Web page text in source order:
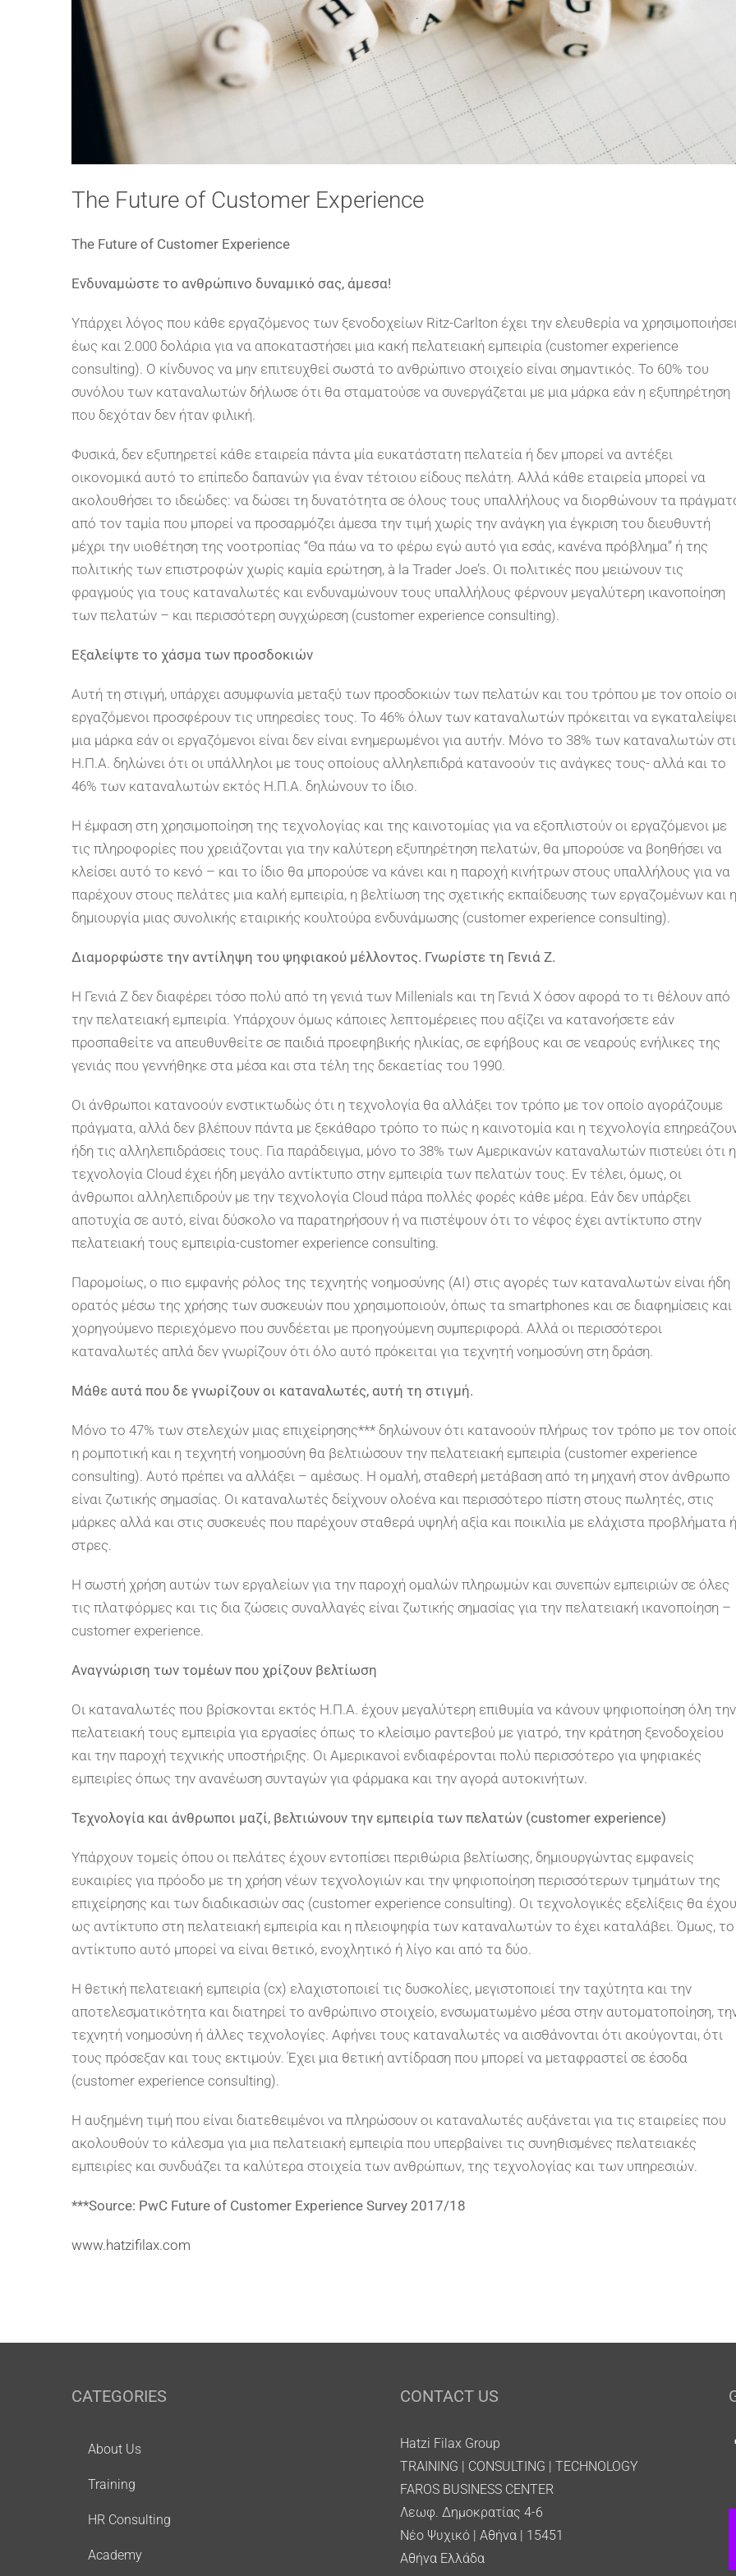
The Future of Customer Experience
The Future of Customer Experience
Ενδυναμώστε το ανθρώπινο δυναμικό σας, άμεσα!
Υπάρχει λόγος που κάθε εργαζόμενος των ξενοδοχείων Ritz-Carlton έχει την ελευθερία να
έως και 2.000 δολάρια για να αποκαταστήσει μια κακή πελατειακή εμπειρία (customer experience
consulting). Ο κίνδυνος να μην επιτευχθεί σωστά το ανθρώπινο στοιχείο είναι σημαντικός. Το 60% του
συνόλου των καταναλωτών δήλωσε ότι θα σταματούσε να συνεργάζεται με μια μάρκα εάν η εξυπηρέτηση
που δεχόταν δεν ήταν φιλική.
Φυσικά, δεν εξυπηρετεί κάθε εταιρεία πάντα μία ευκατάστατη πελατεία ή δεν μπορεί να αντέξει
οικονομικά αυτό το επίπεδο δαπανών για έναν τέτοιου είδους πελάτη. Αλλά κάθε εταιρεία μπορεί να
ακολουθήσει το ιδεώδες: να δώσει τη δυνατότητα σε όλους τους υπαλλήλους να διορθώνουν τα
από τον ταμία που μπορεί να προσαρμόζει άμεσα την τιμή χωρίς την ανάγκη για έγκριση του διευθυντή
μέχρι την υιοθέτηση της νοοτροπίας “Θα πάω να το φέρω εγώ αυτό για εσάς, κανένα πρόβλημα” ή της
πολιτικής των επιστροφών χωρίς καμία ερώτηση, à la Trader Joe’s. Οι πολιτικές που μειώνουν τις
φραγμούς για τους καταναλωτές και ενδυναμώνουν τους υπαλλήλους φέρνουν μεγαλύτερη ικανοποίηση
των πελατών – και περισσότερη συγχώρεση (customer experience consulting).
Εξαλείψτε το χάσμα των προσδοκιών
Αυτή τη στιγμή, υπάρχει ασυμφωνία μεταξύ των προσδοκιών των πελατών και του τρόπου με τον οποίο
εργαζόμενοι προσφέρουν τις υπηρεσίες τους. Το 46% όλων των καταναλωτών πρόκειται να εγκαταλείψει
μια μάρκα εάν οι εργαζόμενοι είναι δεν είναι ενημερωμένοι για αυτήν. Μόνο το 38% των καταναλωτών
Η.Π.Α. δηλώνει ότι οι υπάλληλοι με τους οποίους αλληλεπιδρά κατανοούν τις ανάγκες τους- αλλά και το
46% των καταναλωτών εκτός Η.Π.Α. δηλώνουν το ίδιο.
Η έμφαση στη χρησιμοποίηση της τεχνολογίας και της καινοτομίας για να εξοπλιστούν οι εργαζόμενοι με
τις πληροφορίες που χρειάζονται για την καλύτερη εξυπηρέτηση πελατών, θα μπορούσε να βοηθήσει να
κλείσει αυτό το κενό – και το ίδιο θα μπορούσε να κάνει και η παροχή κινήτρων στους υπαλλήλους για να
παρέχουν στους πελάτες μια καλή εμπειρία, η βελτίωση της σχετικής εκπαίδευσης των εργαζομένων και η
δημιουργία μιας συνολικής εταιρικής κουλτούρα ενδυνάμωσης (customer experience consulting).
Διαμορφώστε την αντίληψη του ψηφιακού μέλλοντος. Γνωρίστε τη Γενιά Z.
Η Γενιά Z δεν διαφέρει τόσο πολύ από τη γενιά των Millenials και τη Γενιά X όσον αφορά το τι θέλουν από
την πελατειακή εμπειρία. Υπάρχουν όμως κάποιες λεπτομέρειες που αξίζει να κατανοήσετε εάν
προσπαθείτε να απευθυνθείτε σε παιδιά προεφηβικής ηλικίας, σε εφήβους και σε νεαρούς ενήλικες της
γενιάς που γεννήθηκε στα μέσα και στα τέλη της δεκαετίας του 1990.
Οι άνθρωποι κατανοούν ενστικτωδώς ότι η τεχνολογία θα αλλάξει τον τρόπο με τον οποίο αγοράζουμε
πράγματα, αλλά δεν βλέπουν πάντα με ξεκάθαρο τρόπο το πώς η καινοτομία και η τεχνολογία
ήδη τις αλληλεπιδράσεις τους. Για παράδειγμα, μόνο το 38% των Αμερικανών καταναλωτών πιστεύει ότι η
τεχνολογία Cloud έχει ήδη μεγάλο αντίκτυπο στην εμπειρία των πελατών τους. Εν τέλει, όμως, οι
άνθρωποι αλληλεπιδρούν με την τεχνολογία Cloud πάρα πολλές φορές κάθε μέρα. Εάν δεν υπάρξει
αποτυχία σε αυτό, είναι δύσκολο να παρατηρήσουν ή να πιστέψουν ότι το νέφος έχει αντίκτυπο στην
πελατειακή τους εμπειρία-customer experience consulting.
Παρομοίως, ο πιο εμφανής ρόλος της τεχνητής νοημοσύνης (AI) στις αγορές των καταναλωτών είναι ήδη
ορατός μέσω της χρήσης των συσκευών που χρησιμοποιούν, όπως τα smartphones και σε διαφημίσεις και
χορηγούμενο περιεχόμενο που συνδέεται με προηγούμενη συμπεριφορά. Αλλά οι περισσότεροι
καταναλωτές απλά δεν γνωρίζουν ότι όλο αυτό πρόκειται για τεχνητή νοημοσύνη στη δράση.
Μάθε αυτά που δε γνωρίζουν οι καταναλωτές, αυτή τη στιγμή.
Μόνο το 47% των στελεχών μιας επιχείρησης*** δηλώνουν ότι κατανοούν πλήρως τον τρόπο με τον
η ρομποτική και η τεχνητή νοημοσύνη θα βελτιώσουν την πελατειακή εμπειρία (customer experience
consulting). Αυτό πρέπει να αλλάξει – αμέσως. Η ομαλή, σταθερή μετάβαση από τη μηχανή στον άνθρωπο
είναι ζωτικής σημασίας. Οι καταναλωτές δείχνουν ολοένα και περισσότερο πίστη στους πωλητές, στις
μάρκες αλλά και στις συσκευές που παρέχουν σταθερά υψηλή αξία και ποικιλία με ελάχιστα προβλήματα ή
στρες.
Η σωστή χρήση αυτών των εργαλείων για την παροχή ομαλών πληρωμών και συνεπών εμπειριών σε όλες
τις πλατφόρμες και τις δια ζώσεις συναλλαγές είναι ζωτικής σημασίας για την πελατειακή ικανοποίηση –
customer experience.
Αναγνώριση των τομέων που χρίζουν βελτίωση
Οι καταναλωτές που βρίσκονται εκτός Η.Π.Α. έχουν μεγαλύτερη επιθυμία να κάνουν ψηφιοποίηση όλη την
πελατειακή τους εμπειρία για εργασίες όπως το κλείσιμο ραντεβού με γιατρό, την κράτηση ξενοδοχείου
και την παροχή τεχνικής υποστήριξης. Οι Αμερικανοί ενδιαφέρονται πολύ περισσότερο για ψηφιακές
εμπειρίες όπως την ανανέωση συνταγών για φάρμακα και την αγορά αυτοκινήτων.
Τεχνολογία και άνθρωποι μαζί, βελτιώνουν την εμπειρία των πελατών (customer experience)
Υπάρχουν τομείς όπου οι πελάτες έχουν εντοπίσει περιθώρια βελτίωσης, δημιουργώντας εμφανείς
ευκαιρίες για πρόοδο με τη χρήση νέων τεχνολογιών και την ψηφιοποίηση περισσότερων τμημάτων της
επιχείρησης και των διαδικασιών σας (customer experience consulting). Οι τεχνολογικές εξελίξεις θα
ως αντίκτυπο στη πελατειακή εμπειρία και η πλειοψηφία των καταναλωτών το έχει καταλάβει. Όμως, το
αντίκτυπο αυτό μπορεί να είναι θετικό, ενοχλητικό ή λίγο και από τα δύο.
Η θετική πελατειακή εμπειρία (cx) ελαχιστοποιεί τις δυσκολίες, μεγιστοποιεί την ταχύτητα και την
αποτελεσματικότητα και διατηρεί το ανθρώπινο στοιχείο, ενσωματωμένο μέσα στην αυτοματοποίηση,
τεχνητή νοημοσύνη ή άλλες τεχνολογίες. Αφήνει τους καταναλωτές να αισθάνονται ότι ακούγονται, ότι
τους πρόσεξαν και τους εκτιμούν. Έχει μια θετική αντίδραση που μπορεί να μεταφραστεί σε έσοδα
(customer experience consulting).
Η αυξημένη τιμή που είναι διατεθειμένοι να πληρώσουν οι καταναλωτές αυξάνεται για τις εταιρείες που
ακολουθούν το κάλεσμα για μια πελατειακή εμπειρία που υπερβαίνει τις συνηθισμένες πελατειακές
εμπειρίες και συνδυάζει τα καλύτερα στοιχεία των ανθρώπων, της τεχνολογίας και των υπηρεσιών.
***Source: PwC Future of Customer Experience Survey 2017/18
www.hatzifilax.com
CATEGORIES
About Us
Training
HR Consulting
Academy
CONTACT US
Hatzi Filax Group
TRAINING | CONSULTING | TECHNOLOGY
FAROS BUSINESS CENTER
Λεωφ. Δημοκρατίας 4-6
Νέο Ψυχικό | Αθήνα | 15451
Αθήνα Ελλάδα